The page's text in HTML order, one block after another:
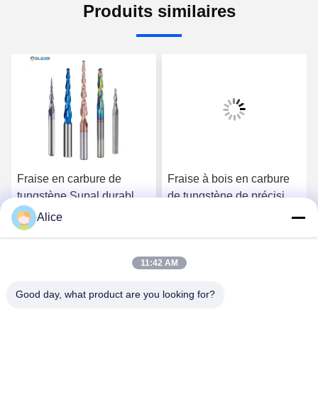
Produits similaires
Fraise en carbure de
tungstène Supal durable
et de haute qualité pour
des applications de
Fraise à bois en carbure
de tungstène de précision
Alice
11:42 AM
Good day, what product are you looking for?